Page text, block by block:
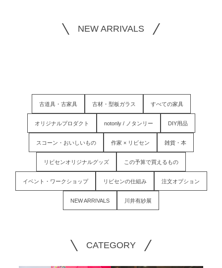
NEW ARRIVALS
古道具・古家具 古材・型板ガラス すべての家具
オリジナルプロダクト notonly / ノタンリー DIY用品
スコーン・おいしいもの 作家 × リビセン 雑貨・本
リビセンオリジナルグッズ この予算で買えるもの
イベント・ワークショップ リビセンの仕組み 注文オプション
NEW ARRIVALS 川井有紗展
CATEGORY